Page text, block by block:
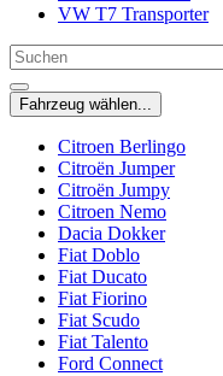
VW T7 Transporter
Fahrzeug wählen...
Citroen Berlingo
Citroën Jumper
Citroën Jumpy
Citroen Nemo
Dacia Dokker
Fiat Doblo
Fiat Ducato
Fiat Fiorino
Fiat Scudo
Fiat Talento
Ford Connect